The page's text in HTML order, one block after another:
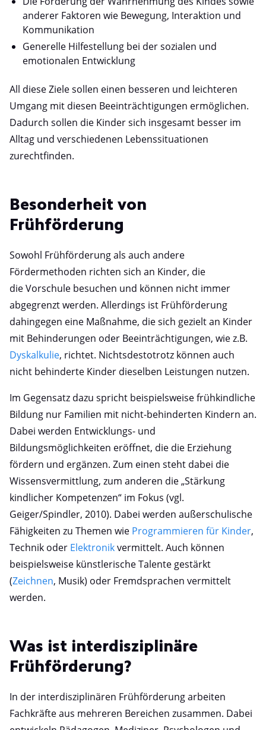
anderer Faktoren wie Bewegung, Interaktion und
Kommunikation
Generelle Hilfestellung bei der sozialen und
emotionalen Entwicklung
All diese Ziele sollen einen besseren und leichteren
Umgang mit diesen Beeinträchtigungen ermöglichen.
Dadurch sollen die Kinder sich insgesamt besser im
Alltag und verschiedenen Lebenssituationen
zurechtfinden.
Besonderheit von
Frühförderung
Sowohl Frühförderung als auch andere
Fördermethoden richten sich an Kinder, die
die Vorschule besuchen und können nicht immer
abgegrenzt werden. Allerdings ist Frühförderung
dahingegen eine Maßnahme, die sich gezielt an Kinder
mit Behinderungen oder Beeinträchtigungen, wie z.B.
Dyskalkulie, richtet. Nichtsdestotrotz können auch
nicht behinderte Kinder dieselben Leistungen nutzen.
Im Gegensatz dazu spricht beispielsweise frühkindliche
Bildung nur Familien mit nicht-behinderten Kindern an.
Dabei werden Entwicklungs- und
Bildungsmöglichkeiten eröffnet, die die Erziehung
fördern und ergänzen. Zum einen steht dabei die
Wissensvermittlung, zum anderen die „Stärkung
kindlicher Kompetenzen“ im Fokus (vgl.
Geiger/Spindler, 2010). Dabei werden außerschulische
Fähigkeiten zu Themen wie Programmieren für Kinder,
Technik oder Elektronikvermittelt. Auch können
beispielsweise künstlerische Talente gestärkt
(Zeichnen, Musik) oder Fremdsprachen vermittelt
werden.
Was ist interdisziplinäre
Frühförderung?
In der interdisziplinären Frühförderung arbeiten
Fachkräfte aus mehreren Bereichen zusammen. Dabei